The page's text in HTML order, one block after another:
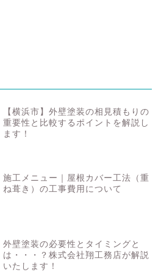
【横浜市】外壁塗装の相見積もりの
重要性と比較するポイントを解説し
ます！
施工メニュー｜屋根カバー工法（重
ね葺き）の工事費用について
外壁塗装の必要性とタイミングと
は・・・？株式会社翔工務店が解説
いたします！